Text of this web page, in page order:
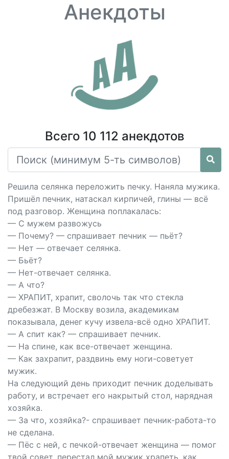
Анекдоты
Всего 10 112 анекдотов
Решила селянка переложить печку. Наняла мужика.
Пришёл печник, натаскал кирпичей, глины — всё
под разговор. Женщина поплакалась:
— С мужем развожусь
— Почему? — спрашивает печник — пьёт?
— Нет — отвечает селянка.
— Бьёт?
— Нет-отвечает селянка.
— А что?
— ХРАПИТ, храпит, сволочь так что стекла
дребезжат. В Москву возила, академикам
показывала, денег кучу извела-всё одно ХРАПИТ.
— А спит как? — спрашивает печник.
— На спине, как все-отвечает женщина.
— Как захрапит, раздвинь ему ноги-советует
мужик.
На следующий день приходит печник доделывать
работу, и встречает его накрытый стол, нарядная
хозяйка.
— За что, хозяйка?- спрашивает печник-работа-то
не сделана.
— Пёс с ней, с печкой-отвечает женщина — помог
твой совет, перестал мой мужик храпеть, как